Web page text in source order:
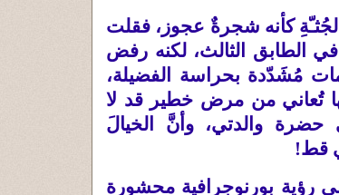
كأنه شجرةٌ عجوز، فقلت
في الطابق الثالث، لكنه رفض
مُشَدّدة بحراسة الفضيلة،
تُعاني من مرض خطير قد لا
والدتي، وأنَّ الخيالَ
قط!
رؤية بورنوجرافية محشورة